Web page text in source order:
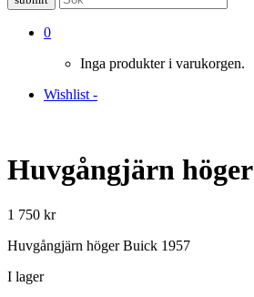
0
Inga produkter i varukorgen.
Wishlist -
Huvgångjärn höger
1 750 kr
Huvgångjärn höger Buick 1957
I lager